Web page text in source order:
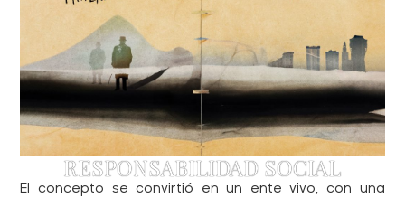
“BORN IN OASI ZEGNA”, EL LIBRO
QUE SIEMBRA LA
RESPONSABILIDAD SOCIAL
El concepto se convirtió en un ente vivo, con una